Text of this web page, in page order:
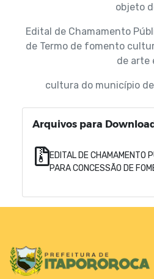
objeto
Edital de Chamamento
de Termo de fomento
de arte
cultura do município
Arquivos para
EDITAL DE CHAMAMENTO
PARA CONCESSÃO DE